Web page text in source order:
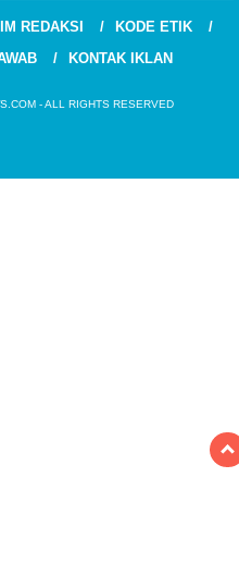
REDAKSI
KODE ETIK
KONTAK IKLAN
- ALL RIGHTS RESERVED